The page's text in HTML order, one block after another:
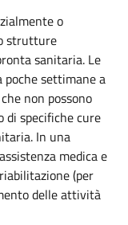
o
strutture
sanitaria. Le
poche settimane a
non possono
di specifiche cure
In una
medica e
(per
delle attività